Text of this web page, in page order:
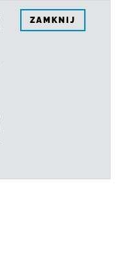
ZAMKNIJ